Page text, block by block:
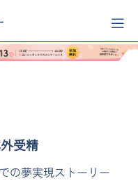
受精
の夢実現ストーリー